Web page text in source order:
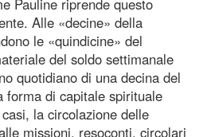
Pauline riprende questo
Alle «decine» della
le «quindicine» del
del soldo settimanale
quotidiano di una decina del
forma di capitale spirituale
la circolazione delle
missioni, resoconti, circolari